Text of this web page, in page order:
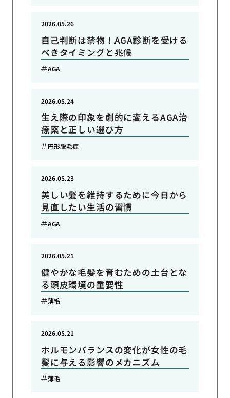
自己判断は禁物！AGA診断を受ける
べきタイミングと兆候
2026.05.26
AGA
生え際の印象を劇的に変えるAGA治
療薬と正しい選び方
2026.05.24
円形脱毛症
美しい髪を維持するために今日から
見直したい生活の習慣
2026.05.23
AGA
健やかな毛髪を育むための土台とな
る頭皮環境の重要性
2026.05.21
薄毛
ホルモンバランスの変化が女性の毛
髪に与える影響のメカニズム
2026.05.21
薄毛